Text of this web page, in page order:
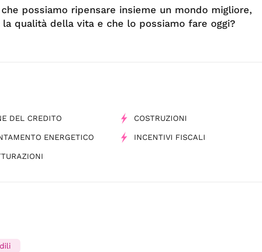
possiamo ripensare insieme un mondo migliore,
la qualità della vita e che lo possiamo fare oggi?
DEL CREDITO COSTRUZIONI
ENERGETICO INCENTIVI FISCALI